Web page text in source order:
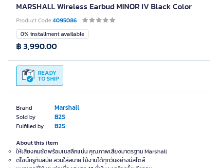
MARSHALL Wireless Earbud MINOR IV Black Color
Product Code4095086
Brand Marshall
Sold by B2S
Fulfilled by B2S
0% installment available
READY
TO SHIP
฿ 3,990.00
About this item
ให้เสียงคมชัดพร้อมเบสลึกแน่น คุณภาพเสียงมาตรฐาน Marshall
ดีไซน์หรูทันสมัย สวมใส่สบาย ใช้งานได้ทุกวันอย่างมีสไตล์